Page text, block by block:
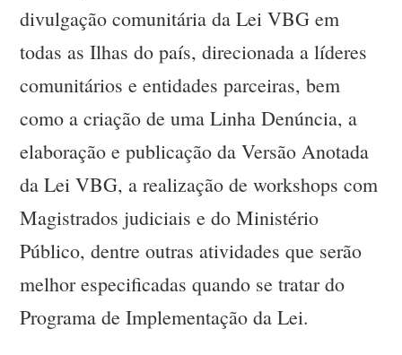
divulgação comunitária da Lei VBG em
todas as Ilhas do país, direcionada a líderes
comunitários e entidades parceiras, bem
como a criação de uma Linha Denúncia, a
elaboração e publicação da Versão Anotada
da Lei VBG, a realização de workshops com
Magistrados judiciais e do Ministério
Público, dentre outras atividades que serão
melhor especificadas quando se tratar do
Programa de Implementação da Lei.